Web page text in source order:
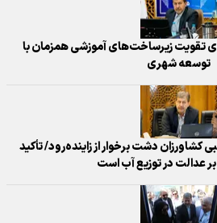
تقویت زیرساخت‌های آموزشی همزمان با
توسعه شهری
کشاورزان دشت برخوار از زاینده‌رود/ تأکید
عدالت در توزیع آب است